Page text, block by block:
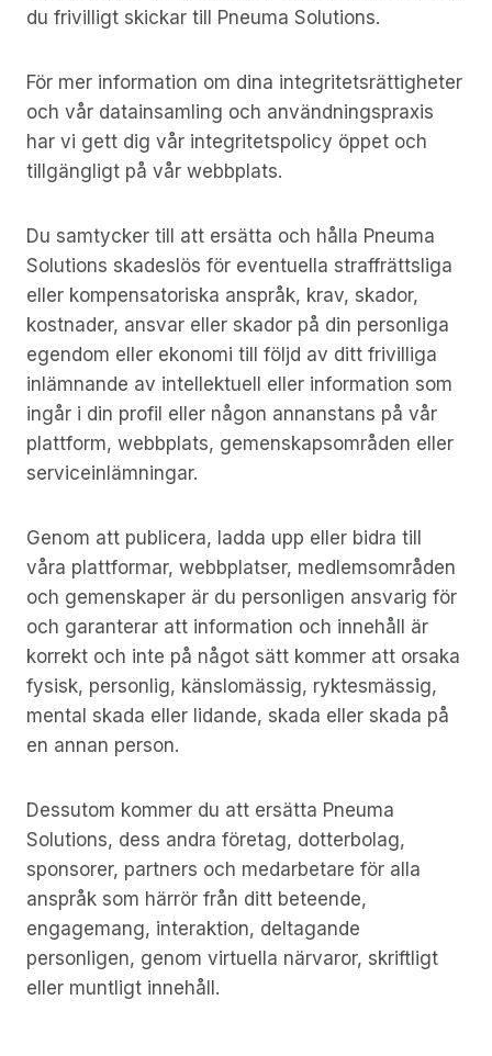
du frivilligt skickar till Pneuma Solutions.
För mer information om dina integritetsrättigheter
och vår datainsamling och användningspraxis
har vi gett dig vår integritetspolicy öppet och
tillgängligt på vår webbplats.
Du samtycker till att ersätta och hålla Pneuma
Solutions skadeslös för eventuella straffrättsliga
eller kompensatoriska anspråk, krav, skador,
kostnader, ansvar eller skador på din personliga
egendom eller ekonomi till följd av ditt frivilliga
inlämnande av intellektuell eller information som
ingår i din profil eller någon annanstans på vår
plattform, webbplats, gemenskapsområden eller
serviceinlämningar.
Genom att publicera, ladda upp eller bidra till
våra plattformar, webbplatser, medlemsområden
och gemenskaper är du personligen ansvarig för
och garanterar att information och innehåll är
korrekt och inte på något sätt kommer att orsaka
fysisk, personlig, känslomässig, ryktesmässig,
mental skada eller lidande, skada eller skada på
en annan person.
Dessutom kommer du att ersätta Pneuma
Solutions, dess andra företag, dotterbolag,
sponsorer, partners och medarbetare för alla
anspråk som härrör från ditt beteende,
engagemang, interaktion, deltagande
personligen, genom virtuella närvaror, skriftligt
eller muntligt innehåll.